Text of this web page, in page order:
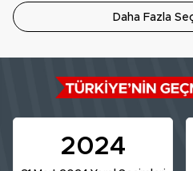
Daha Fazla
2024